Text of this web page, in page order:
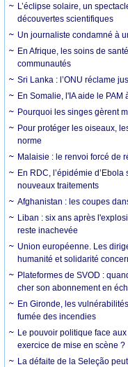
L’éclipse solaire, un
découvertes scientifiques
Un journaliste condamné à
En Afrique, les soins de
communautés
Sri Lanka : l’ONU réclame
En Somalie, l'IA aide le
Pourquoi les singes gèrent
Pour protéger les oiseaux,
norme
Malaisie : le renvoi forcé de
En RDC, l’épidémie
nouveaux traitements
Afghanistan : les coupes
Liban : six ans après
reste inachevée
Union européenne. Les
humanité et solidarité
Plateformes de SVOD :
cher son abonnement en
En Gironde, les
fumée des incendies
Le pouvoir politique face
exercice de mise en scène ?
La défaite de la Seleção